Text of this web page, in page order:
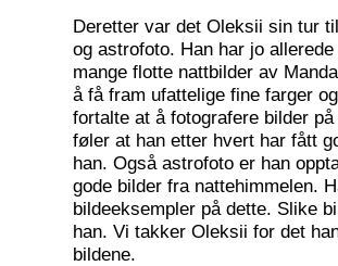
Deretter var det Oleksii sin tur
og astrofoto. Han har jo
mange flotte nattbilder av
å få fram ufattelige fine farger
fortalte at å fotografere bilder
føler at han etter hvert har fått
han. Også astrofoto er han
gode bilder fra nattehimmelen.
bildeeksempler på dette. Slike
han. Vi takker Oleksii for det
bildene.